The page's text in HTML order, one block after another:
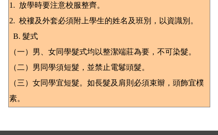
1. 放學時要注意校服整齊。
2. 校褸及外套必須附上學生的姓名及班別，以資識別。
B. 髮式
（一）男、女同學髮式均以整潔端莊為要，不可染髮。
（二）男同學須短髮，並禁止電鬈頭髮。
（三）女同學宜短髮。如長髮及肩則必須束辮，頭飾宜樸
素。